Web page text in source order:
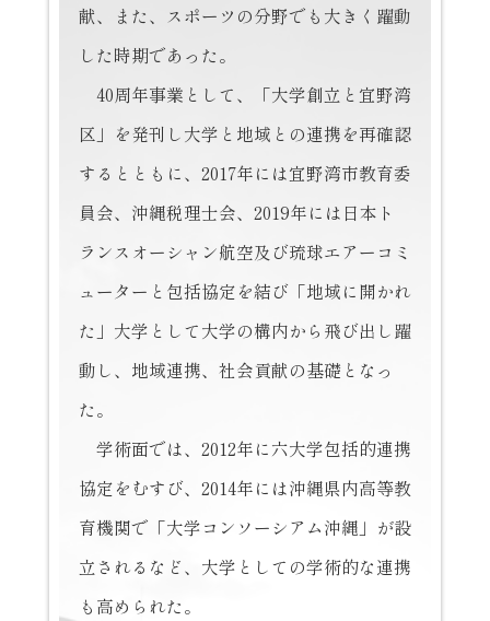
献、また、スポーツの分野でも大きく躍動
した時期であった。
40周年事業として、「大学創立と宜野湾
区」を発刊し大学と地域との連携を再確認
するとともに、2017年には宜野湾市教育委
員会、沖縄税理士会、2019年には日本ト
ランスオーシャン航空及び琉球エアーコミ
ューターと包括協定を結び「地域に開かれ
た」大学として大学の構内から飛び出し躍
動し、地域連携、社会貢献の基礎となっ
た。
学術面では、2012年に六大学包括的連携
協定をむすび、2014年には沖縄県内高等教
育機関で「大学コンソーシアム沖縄」が設
立されるなど、大学としての学術的な連携
も高められた。